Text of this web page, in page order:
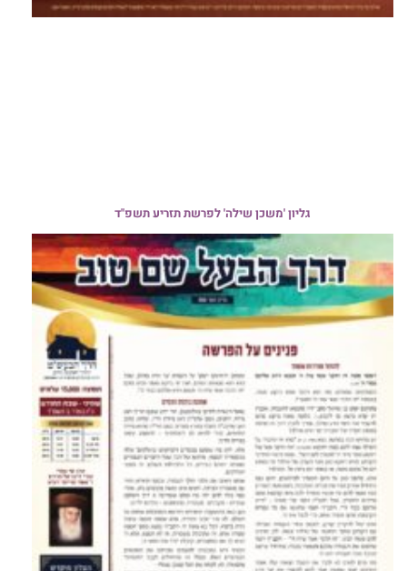
גליון 'משכן שילה' לפרשת תזריע תשפ"ד